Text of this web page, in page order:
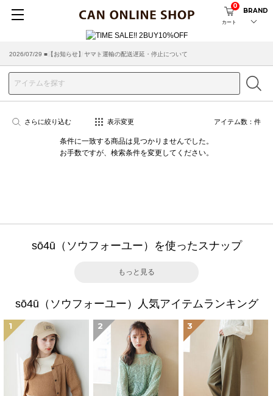
カート
0
BRAND
2026/07/29 ■【お知らせ】ヤマト運輸の配送遅延・停止について
2026/03/18 ■店舗受け取りサービスのご案内
さらに絞り込む 表示変更 アイテム数： 件
条件に一致する商品は見つかりませんでした。
お手数ですが、検索条件を変更してください。
sō4ū（ソウフォーユー）を使ったスナップ
もっと見る
sō4ū（ソウフォーユー）人気アイテムランキング
1 2 3